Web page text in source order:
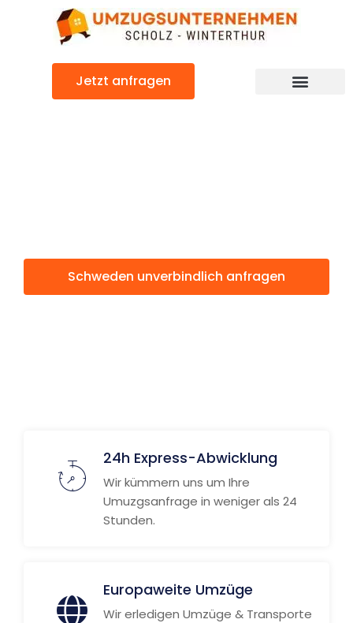
Jetzt anfragen
Schweden unverbindlich anfragen
24h Express-Abwicklung
Wir kümmern uns um Ihre
Umuzgsanfrage in weniger als 24
Stunden.
Europaweite Umzüge
Wir erledigen Umzüge & Transporte